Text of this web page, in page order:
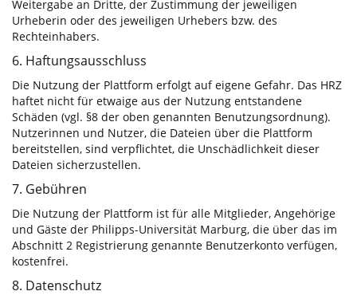
Weitergabe an Dritte, der Zustimmung der jeweiligen
Urheberin oder des jeweiligen Urhebers bzw. des
Rechteinhabers.
6. Haftungsausschluss
Die Nutzung der Plattform erfolgt auf eigene Gefahr. Das HRZ
haftet nicht für etwaige aus der Nutzung entstandene
Schäden (vgl. §8 der oben genannten Benutzungsordnung).
Nutzerinnen und Nutzer, die Dateien über die Plattform
bereitstellen, sind verpflichtet, die Unschädlichkeit dieser
Dateien sicherzustellen.
7. Gebühren
Die Nutzung der Plattform ist für alle Mitglieder, Angehörige
und Gäste der Philipps-Universität Marburg, die über das im
Abschnitt 2 Registrierung genannte Benutzerkonto verfügen,
kostenfrei.
8. Datenschutz